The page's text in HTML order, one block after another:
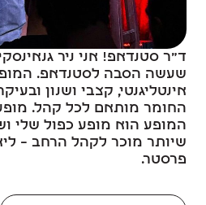
ד"ר סטנדאפ! אני ניר
שעשה הסבה לסטנדאפ.
אינטליגנטי, קצבי ושנון
החומר מותאם לכל קהל. מופע
המופע הוא מופע כפול שלי
שיותר מוכר לקהל הרחב –
פרסטר.